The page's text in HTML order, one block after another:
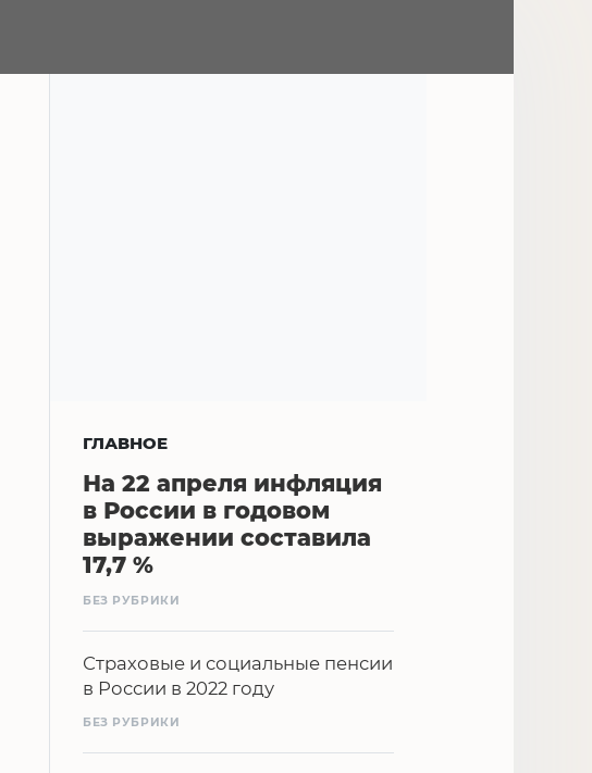
ГЛАВНОЕ
На 22 апреля инфляция
в России в годовом
выражении составила
17,7 %
БЕЗ РУБРИКИ
Страховые и социальные пенсии
в России в 2022 году
БЕЗ РУБРИКИ